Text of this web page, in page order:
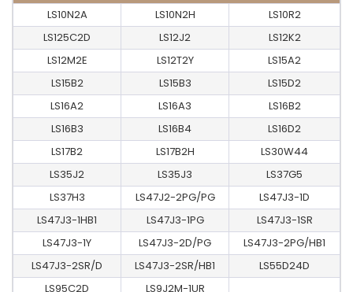
LS10N2A LS10N2H
LS10R2
LS125C2D
LS12J2
LS12K2
LS12M2E
LS12T2Y
LS15A2
LS15B2
LS15B3
LS15D2
LS16A2
LS16A3
LS16B2
LS16B3
LS16B4
LS16D2
LS17B2
LS17B2H
LS30W44
LS35J2
LS35J3
LS37G5
LS37H3
LS47J2-2PG/PG
LS47J3-1D
LS47J3-1HB1
LS47J3-1PG
LS47J3-1SR
LS47J3-1Y
LS47J3-2D/PG
LS47J3-2PG/HB1
LS47J3-2SR/D
LS47J3-2SR/HB1
LS55D24D
LS95C2D
LS9J2M-1UR